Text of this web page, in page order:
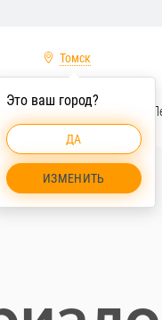
Томск
Это ваш город?
ДА
ИЗМЕНИТЬ
Услуги спецтехники
Томск